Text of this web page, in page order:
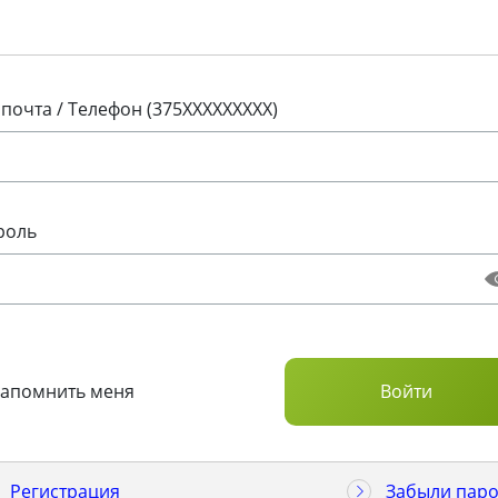
/ Телефон (375XXXXXXXXX)
меня
Регистрация Забыли